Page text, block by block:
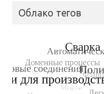
Облако тегов